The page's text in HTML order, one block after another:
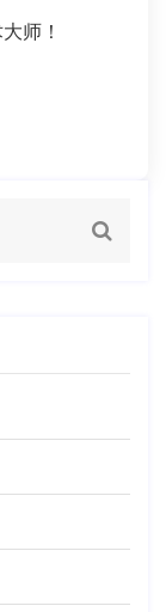
师！